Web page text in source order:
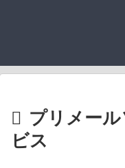
プリメー
ビス